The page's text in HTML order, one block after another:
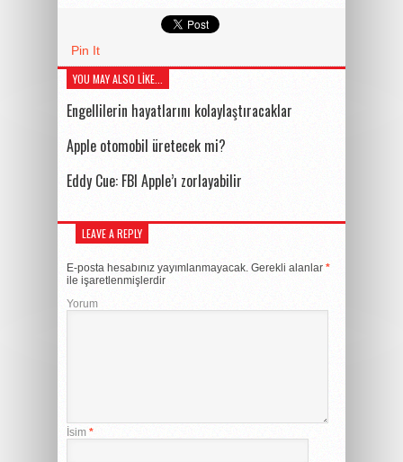
Pin It
YOU MAY ALSO LIKE...
Engellilerin hayatlarını kolaylaştıracaklar
Apple otomobil üretecek mi?
Eddy Cue: FBI Apple’ı zorlayabilir
LEAVE A REPLY
E-posta hesabınız yayımlanmayacak. Gerekli alanlar *
ile işaretlenmişlerdir
Yorum
İsim *